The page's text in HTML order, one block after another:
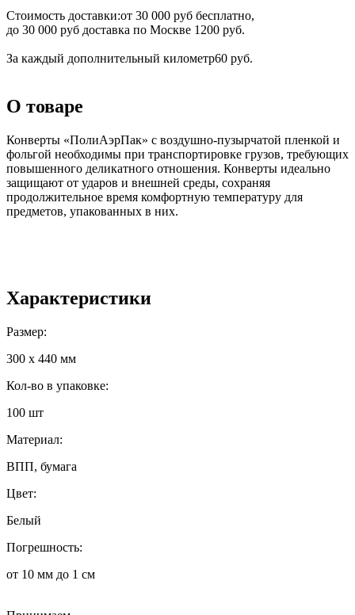
Стоимость доставки:от 30 000 руб бесплатно,
до 30 000 руб доставка по Москве 1200 руб.
За каждый дополнительный километр60 руб.
О товаре
Конверты «ПолиАэрПак» с воздушно-пузырчатой пленкой и
фольгой необходимы при транспортировке грузов, требующих
повышенного деликатного отношения. Конверты идеально
защищают от ударов и внешней среды, сохраняя
продолжительное время комфортную температуру для
предметов, упакованных в них.
Характеристики
Размер:
300 x 440 мм
Кол-во в упаковке:
100 шт
Материал:
ВПП, бумага
Цвет:
Белый
Погрешность:
от 10 мм до 1 см